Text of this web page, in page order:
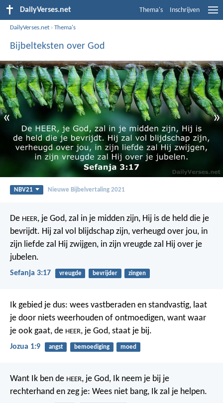
DailyVerses.net Thema's Inschrijven
DailyVerses.net ›Thema's
Bijbelteksten over God
« »
NBV21 Nieuwe Bijbelvertaling 2021
De HEER, je God, zal in je midden zijn, Hij is de held die je
bevrijdt. Hij zal vol blijdschap zijn, verheugd over jou, in
zijn liefde zal Hij zwijgen, in zijn vreugde zal Hij over je
jubelen.
Sefanja 3:17 vreugde bevrijder zingen
Ik gebied je dus: wees vastberaden en standvastig, laat
je door niets weerhouden of ontmoedigen, want waar
je ook gaat, de HEER, je God, staat je bij.
Jozua 1:9 angst bemoediging moed
Want Ik ben de HEER, je God, Ik neem je bij je
rechterhand en zeg je: Wees niet bang, Ik zal je helpen.